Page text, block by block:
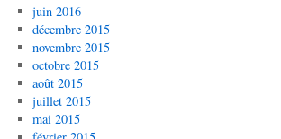
juin 2016
décembre 2015
novembre 2015
octobre 2015
août 2015
juillet 2015
mai 2015